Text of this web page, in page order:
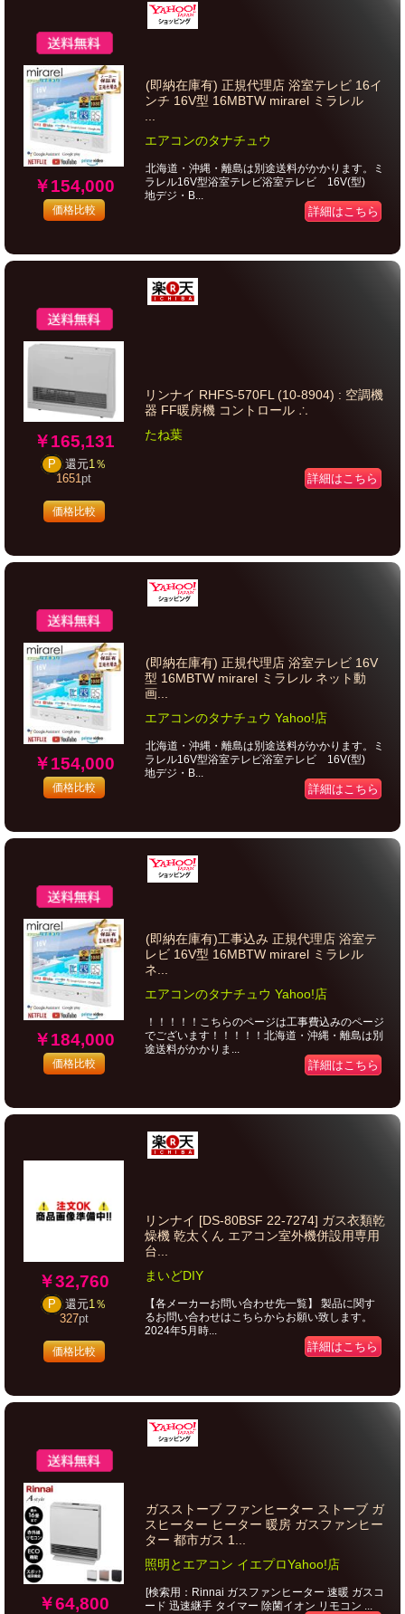
￥154,000
価格比較
(即納在庫有) 正規代理店 浴室テレビ 16イ
ンチ 16V型 16MBTW mirarel ミラレル
エアコンのタナチュウ
北海道・沖縄・離島は別途送料がかかります。ミ
ラレル16V型浴室テレビ浴室テレビ 16V(型)
地デジ・B...
詳細はこちら
￥165,131
P 還元1％
1651pt
価格比較
リンナイ RHFS-570FL (10-8904) : 空調機
器 FF暖房機 コントロール ∴
たね葉
詳細はこちら
￥154,000
価格比較
(即納在庫有) 正規代理店 浴室テレビ 16V
型 16MBTW mirarel ミラレル ネット動
画...
エアコンのタナチュウ Yahoo!店
北海道・沖縄・離島は別途送料がかかります。ミ
ラレル16V型浴室テレビ浴室テレビ 16V(型)
地デジ・B...
詳細はこちら
￥184,000
価格比較
(即納在庫有)工事込み 正規代理店 浴室テ
レビ 16V型 16MBTW mirarel ミラレル
ネ...
エアコンのタナチュウ Yahoo!店
！！！！！こちらのページは工事費込みのページ
でございます！！！！！北海道・沖縄・離島は別
途送料がかかりま...
詳細はこちら
￥32,760
P 還元1％
327pt
価格比較
リンナイ [DS-80BSF 22-7274] ガス衣類乾
燥機 乾太くん エアコン室外機併設用専用
台...
まいどDIY
【各メーカーお問い合わせ先一覧】 製品に関す
るお問い合わせはこちらからお願い致します。
2024年5月時...
詳細はこちら
￥64,800
ガスストーブ ファンヒーター ストーブ ガ
スヒーター ヒーター 暖房 ガスファンヒー
ター 都市ガス 1...
照明とエアコン イエプロYahoo!店
[検索用：Rinnai ガスファンヒーター 速暖 ガスコ
ード 迅速継手 タイマー 除菌イオン リモコン ...